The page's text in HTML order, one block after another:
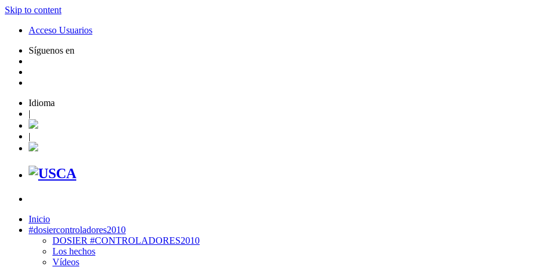
Skip to content
Acceso Usuarios
Síguenos en
Idioma
|
|
Inicio
#dosiercontroladores2010
DOSIER #CONTROLADORES2010
Los hechos
Vídeos